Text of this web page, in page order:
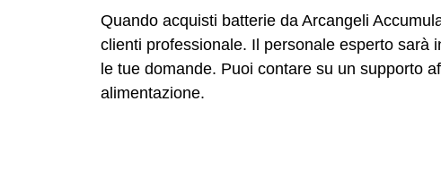
Quando acquisti batterie da Arcangeli
clienti professionale. Il personale esperto sarà
le tue domande. Puoi contare su un supporto
alimentazione.